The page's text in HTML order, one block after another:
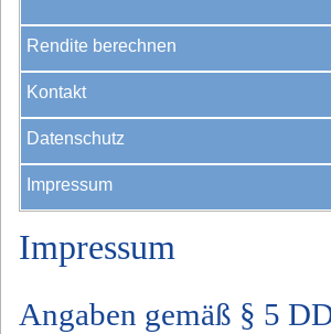
Rendite berechnen
Kontakt
Datenschutz
Impressum
Impressum
Angaben gemäß § 5